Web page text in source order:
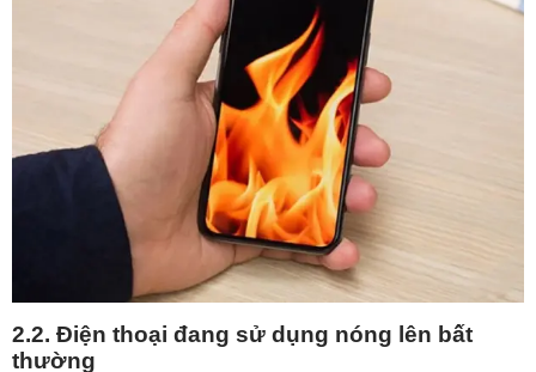
2.2. Điện thoại đang sử dụng nóng lên bất
thường